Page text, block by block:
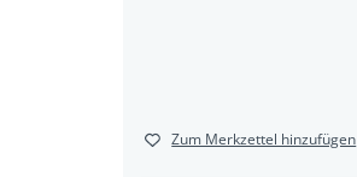
Zum Merkzettel hinzufügen